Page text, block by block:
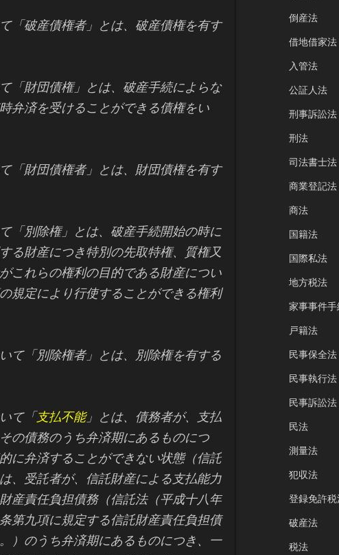
「破産債権者」とは、破産債権を有す
「財団債権」とは、破産手続によらな
弁済を受けることができる債権をい
「財団債権者」とは、財団債権を有す
「別除権」とは、破産手続開始の時に
る財産につき特別の先取特権、質権又
これらの権利の目的である財産につい
規定により行使することができる権利
て「別除権者」とは、別除権を有する
て「 支払不能」とは、債務者が、支払
の債務のうち弁済期にあるものにつ
に弁済することができない状態（信託
、受託者が、信託財産による支払能力
産責任負担債務（信託法（平成十八年
第九項に規定する信託財産責任負担債
）のうち弁済期にあるものにつき、一
倒産法
借地借家法
入管法
公証人法
刑事訴訟法
刑法
司法書士法
商業登記法
商法
国籍法
国際私法
地方税法
家事事件手
戸籍法
民事保全法
民事執行法
民事訴訟法
民法
測量法
犯収法
登録免許税
破産法
税法